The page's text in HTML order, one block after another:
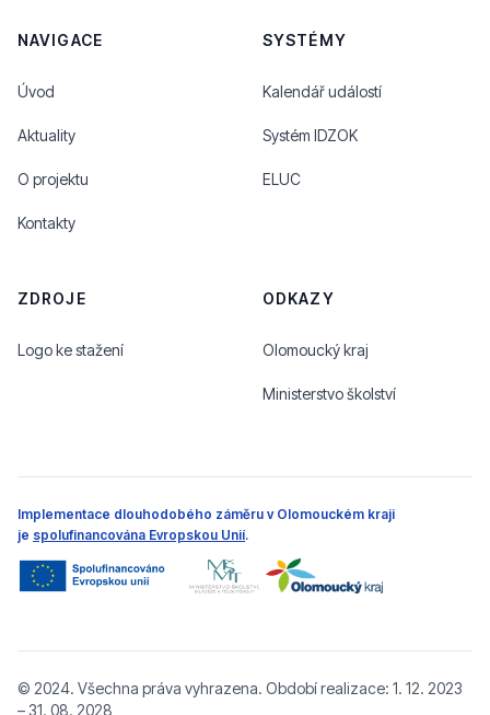
NAVIGACE
Úvod
Aktuality
O projektu
Kontakty
SYSTÉMY
Kalendář událostí
Systém IDZOK
ELUC
ZDROJE
Logo ke stažení
ODKAZY
Olomoucký kraj
Ministerstvo školství
Implementace dlouhodobého záměru v Olomouckém kraji
je spolufinancována Evropskou Unií.
© 2024. Všechna práva vyhrazena. Období realizace: 1. 12. 2023
– 31. 08. 2028